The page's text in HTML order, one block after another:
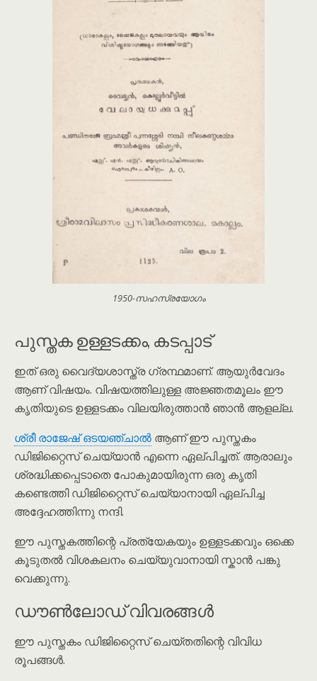
1950-സഹസ്രയോഗം
പുസ്തക ഉള്ളടക്കം, കടപ്പാട്
ഇത് ഒരു വൈദ്യശാസ്ത്ര ഗ്രന്ഥമാണ്. ആയുർവേദം
ആണ് വിഷയം. വിഷയത്തിലുള്ള അജ്ഞതമൂലം ഈ
കൃതിയുടെ ഉള്ളടക്കം വിലയിരുത്താൻ ഞാൻ ആളല്ല.
ശ്രീ രാജേഷ് ഒടയഞ്ചാൽ ആണ് ഈ പുസ്തകം
ഡിജിറ്റൈസ് ചെയ്യാൻ എന്നെ ഏല്പിച്ചത്. ആരാലും
ശ്രദ്ധിക്കപ്പെടാതെ പോകുമായിരുന്ന ഒരു കൃതി
കണ്ടെത്തി ഡിജിറ്റൈസ് ചെയ്യാനായി ഏല്പിച്ച
അദ്ദേഹത്തിന്നു നന്ദി.
ഈ പുസ്തകത്തിന്റെ പ്രത്യേകയും ഉള്ളടക്കവും ഒക്കെ
കൂടുതൽ വിശകലനം ചെയ്യുവാനായി സ്കാൻ പങ്കു
വെക്കുന്നു.
ഡൗൺലോഡ് വിവരങ്ങൾ
ഈ പുസ്തകം ഡിജിറ്റൈസ് ചെയ്തതിന്റെ വിവിധ
രൂപങ്ങൾ.